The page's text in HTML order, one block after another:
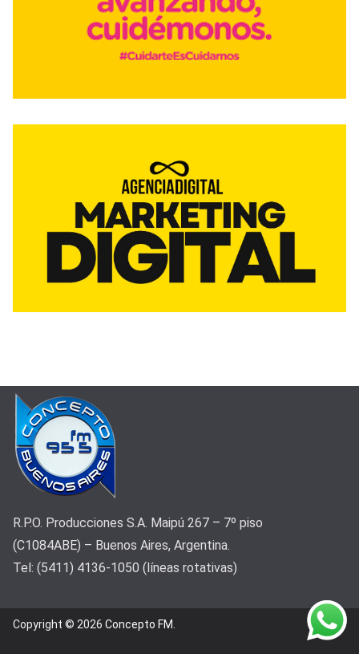
R.P.O. Producciones S.A. Maipú 267 – 7º piso
(C1084ABE) – Buenos Aires, Argentina.
Tel: (5411) 4136-1050 (líneas rotativas)
Copyright © 2026 Concepto FM